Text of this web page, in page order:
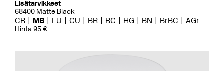
Lisätarvikkeet
68400 Matte Black
CR MB LU CU BR BC HG BN BrBC AGr
Hinta 95 €